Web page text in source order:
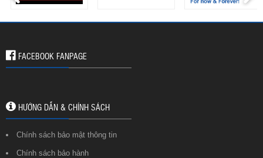
FACEBOOK FANPAGE
HƯỚNG DẪN & CHÍNH SÁCH
Chính sách bảo mật thông tin
Chính sách bảo hành